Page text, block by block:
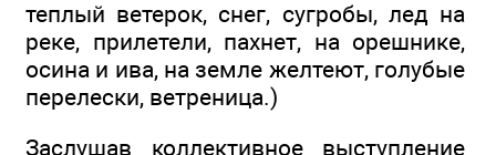
теплый ветерок, снег, сугробы, лед на
реке, прилетели, пахнет, на орешнике,
осина и ива, на земле желтеют, голубые
перелески, ветреница.)
Заслушав коллективное выступление